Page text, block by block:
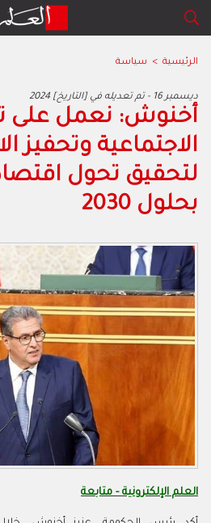
الرئيسية > سياسة
2024 ديسمبر 16 - تم تعديله في [التاريخ]
أخنوش: نعمل على
الاجتماعية وتحفيز
لتحقيق تحول
بحلول 2030
العلم الإلكترونية - متابعة